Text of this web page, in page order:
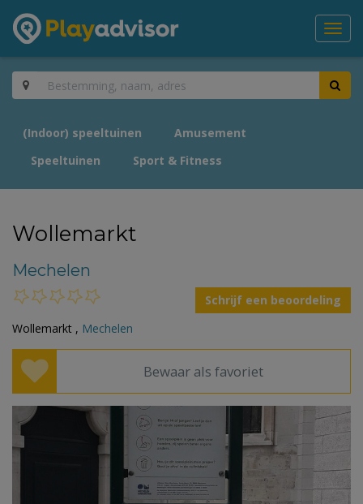
(Indoor) speeltuinen
Amusement
Speeltuinen
Sport & Fitness
Wollemarkt
Mechelen
Schrijf een beoordeling
Wollemarkt , Mechelen
Bewaar als favoriet